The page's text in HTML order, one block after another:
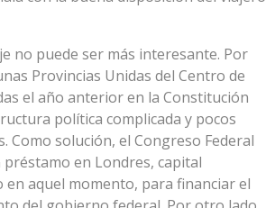
no puede ser más interesante. Por
Provincias Unidas del Centro de
el año anterior en la Constitución
política complicada y pocos
Como solución, el Congreso Federal
en Londres, capital
en aquel momento, para financiar el